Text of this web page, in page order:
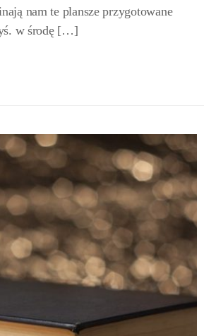
nam te plansze przygotowane
w środę […]